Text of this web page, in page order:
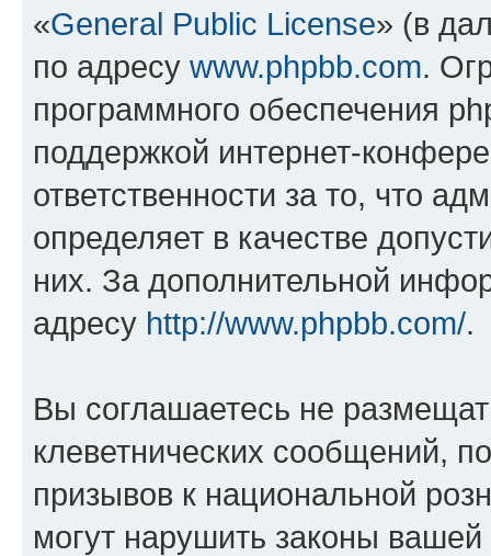
«General Public License» (в
по адресу www.phpbb.com.
программного обеспечения
поддержкой интернет-
ответственности за то, что
определяет в качестве
них. За дополнительной
адресу http://www.phpbb.com/.
Вы соглашаетесь не
клеветнических сообщений,
призывов к национальной
могут нарушить законы